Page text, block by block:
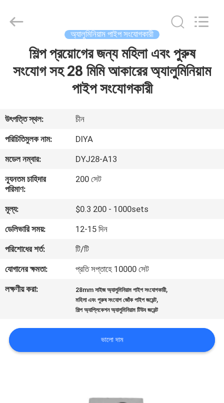
আমাদের
সম্পর্কে
কারখানা
ভ্রমণ
মান
নিয়ন্ত্রণ
যোগাযোগ
করুন
মামলা
অ্যালুমিনিয়াম পাইপ সংযোগকারী
শিল্প প্রয়োগের জন্য মহিলা এবং পুরুষ
সংযোগ সহ 28 মিমি আকারের অ্যালুমিনিয়াম
পাইপ সংযোগকারী
উৎপত্তি স্থল:
চীন
পরিচিতিমুলক নাম:
DIYA
মডেল নম্বার:
DYJ28-A13
ন্যূনতম চাহিদার
পরিমাণ:
200 সেট
মূল্য:
$0.3 200 - 1000sets
ডেলিভারি সময়:
12-15 দিন
পরিশোধের শর্ত:
টি/টি
যোগানের ক্ষমতা:
প্রতি সপ্তাহে 10000 সেট
লক্ষণীয় করা:
28mm সাইজ অ্যালুমিনিয়াম পাইপ সংযোগকারী,
মহিলা এবং পুরুষ সংযোগ জোঁক পাইপ জয়েন্ট,
শিল্প অ্যাপ্লিকেশন অ্যালুমিনিয়াম টিউব জয়েন্ট
ভালো দাম